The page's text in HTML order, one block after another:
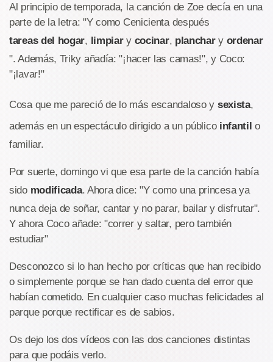
Al principio de temporada, la canción de Zoe decía en una
parte de la letra: "Y como Cenicienta después
tareas del hogar, limpiary cocinar, planchary ordenar
". Además, Triky añadía: "¡hacer las camas!", y Coco:
"¡lavar!"
Cosa que me pareció de lo más escandaloso y sexista,
además en un espectáculo dirigido a un público infantil o
familiar.
Por suerte, domingo vi que esa parte de la canción había
sido modificada. Ahora dice: "Y como una princesa ya
nunca deja de soñar, cantar y no parar, bailar y disfrutar".
Y ahora Coco añade: "correr y saltar, pero también
estudiar"
Desconozco si lo han hecho por críticas que han recibido
o simplemente porque se han dado cuenta del error que
habían cometido. En cualquier caso muchas felicidades al
parque porque rectificar es de sabios.
Os dejo los dos vídeos con las dos canciones distintas
para que podáis verlo.